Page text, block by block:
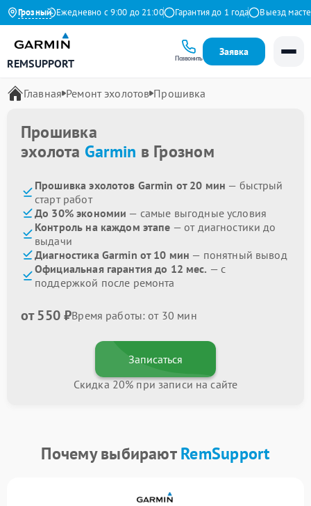
Грозный
Яндекс Ежедневно с 9:00 до 21:00 Гарантия до 1 года Выезд мастера
REMSUPPORT Позвонить
Заявка
Главная Ремонт эхолотов Прошивка
Прошивка
эхолота Garmin в Грозном
Прошивка эхолотов Garmin от 20 мин — быстрый
старт работ
До 30% экономии — самые выгодные условия
Контроль на каждом этапе — от диагностики до
выдачи
Диагностика Garmin от 10 мин — понятный вывод
Официальная гарантия до 12 мес. — с
поддержкой после ремонта
от 550 ₽Время работы: от 30 мин
Записаться
Скидка 20% при записи на сайте
Почему выбираютRemSupport